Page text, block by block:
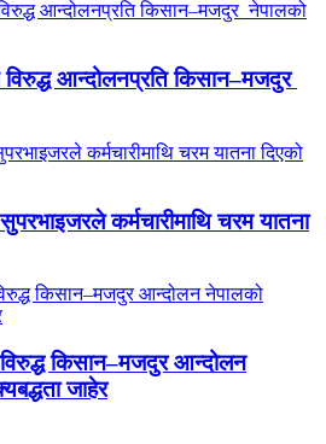
विरुद्ध आन्दोलनप्रति किसान–मजदुर
कर्मचारीमाथि चरम यातना
किसान–मजदुर आन्दोलन
जाहेर